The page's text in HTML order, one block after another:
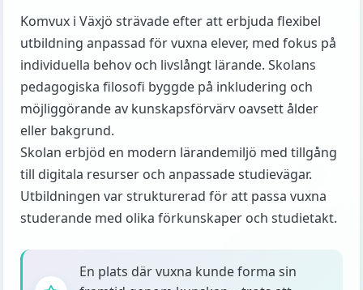
Komvux i Växjö strävade efter att erbjuda flexibel
utbildning anpassad för vuxna elever, med fokus på
individuella behov och livslångt lärande. Skolans
pedagogiska filosofi byggde på inkludering och
möjliggörande av kunskapsförvärv oavsett ålder
eller bakgrund.
Skolan erbjöd en modern lärandemiljö med tillgång
till digitala resurser och anpassade studievägar.
Utbildningen var strukturerad för att passa vuxna
studerande med olika förkunskaper och studietakt.
En plats där vuxna kunde forma sin